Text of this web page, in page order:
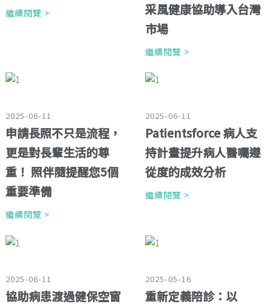
繼續閱覽 >
采風健康協助導入台灣
市場
繼續閱覽 >
2025-06-11
申請長照不只是流程，
更是對長輩生活的尊
重！ 照伴隨提醒您5個
重要準備
繼續閱覽 >
2025-06-11
Patientsforce 病人支
持計畫提升病人醫囑遵
從度的成效分析
繼續閱覽 >
2025-06-11
協助病患渡過健保空窗
2025-05-16
重新定義陪診：以